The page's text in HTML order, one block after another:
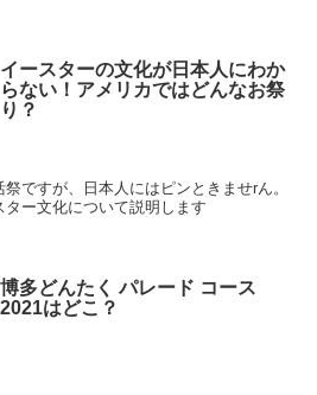
イースターの文化が日本人にわか
らない！アメリカではどんなお祭
り？
ですが、日本人にはピンときませrん。
ー文化について説明します
博多どんたく パレード コース
2021はどこ？